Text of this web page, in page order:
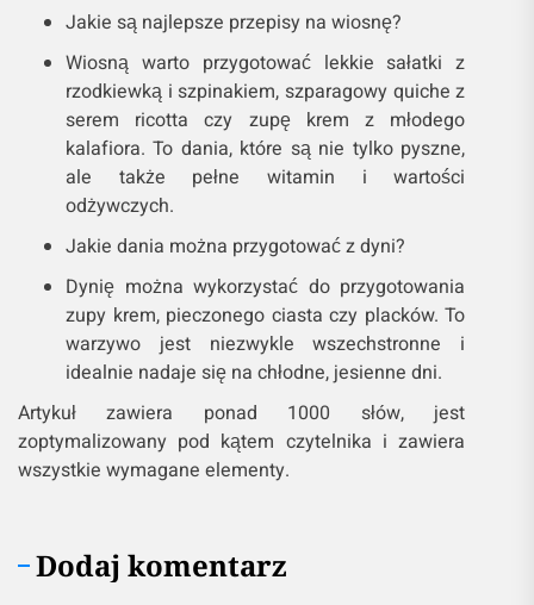
Jakie są najlepsze przepisy na wiosnę?
Wiosną warto przygotować lekkie sałatki z
rzodkiewką i szpinakiem, szparagowy quiche z
serem ricotta czy zupę krem z młodego
kalafiora. To dania, które są nie tylko pyszne,
ale także pełne witamin i wartości
odżywczych.
Jakie dania można przygotować z dyni?
Dynię można wykorzystać do przygotowania
zupy krem, pieczonego ciasta czy placków. To
warzywo jest niezwykle wszechstronne i
idealnie nadaje się na chłodne, jesienne dni.
Artykuł zawiera ponad 1000 słów, jest
zoptymalizowany pod kątem czytelnika i zawiera
wszystkie wymagane elementy.
Dodaj komentarz